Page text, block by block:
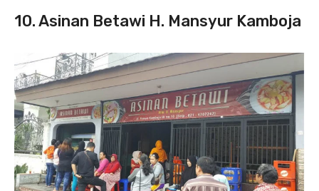
10. Asinan Betawi H. Mansyur Kamboja